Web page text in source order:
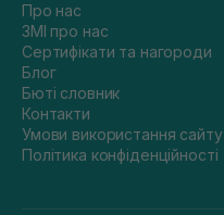
Про нас
ЗМІ про нас
Сертифікати та нагороди
Блог
Бюті словник
Контакти
Умови використання сайту
Політика конфіденційності